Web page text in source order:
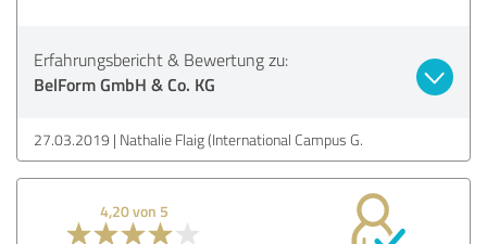
Erfahrungsbericht & Bewertung zu:
BelForm GmbH & Co. KG
27.03.2019 Nathalie Flaig (International Campus G.
4,20 von 5